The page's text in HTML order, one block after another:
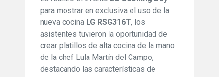
para mostrar en exclusiva el uso de la
nueva cocina LG RSG316T, los
asistentes tuvieron la oportunidad de
crear platillos de alta cocina de la mano
de la chef Lula Martín del Campo,
destacando las características de